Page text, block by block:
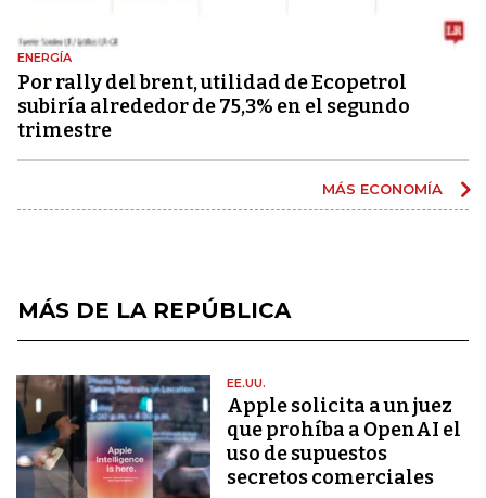
ENERGÍA
Por rally del brent, utilidad de Ecopetrol
subiría alrededor de 75,3% en el segundo
trimestre
MÁS ECONOMÍA
MÁS DE LA REPÚBLICA
EE.UU.
Apple solicita a un juez
que prohíba a OpenAI el
uso de supuestos
secretos comerciales